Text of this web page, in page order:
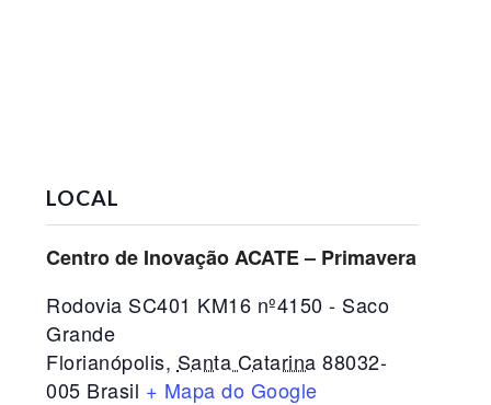
LOCAL
Centro de Inovação ACATE – Primavera
Rodovia SC401 KM16 nº4150 - Saco
Grande
Florianópolis, Santa Catarina 88032-
005 Brasil + Mapa do Google